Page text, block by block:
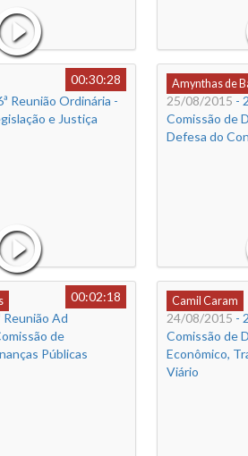
00:30:28
Reunião Ordinária -
e Justiça
Amynthas de
25/08/2015 -
Comissão de
Defesa do
00:02:18
Reunião Ad
de
Públicas
Camil Caram
24/08/2015 -
Comissão de
Econômico,
Viário